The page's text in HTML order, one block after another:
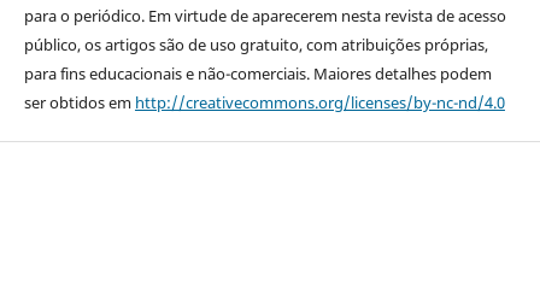
para o periódico. Em virtude de aparecerem nesta revista de acesso
público, os artigos são de uso gratuito, com atribuições próprias,
para fins educacionais e não-comerciais. Maiores detalhes podem
ser obtidos em http://creativecommons.org/licenses/by-nc-nd/4.0